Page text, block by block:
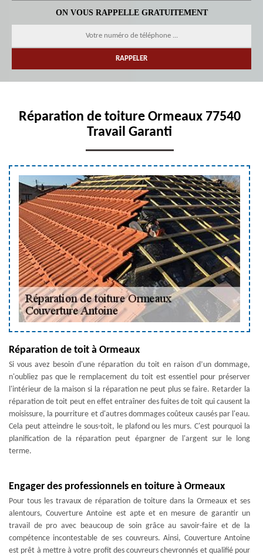
ON VOUS RAPPELLE GRATUITEMENT
Réparation de toiture Ormeaux 77540
Travail Garanti
Réparation de toit à Ormeaux
Si vous avez besoin d'une réparation du toit en raison d’un dommage,
n'oubliez pas que le remplacement du toit est essentiel pour préserver
l'intérieur de la maison si la réparation ne peut plus se faire. Retarder la
réparation de toit peut en effet entraîner des fuites de toit qui causent la
moisissure, la pourriture et d'autres dommages coûteux causés par l'eau.
Cela peut atteindre le sous-toit, le plafond ou les murs. C'est pourquoi la
planification de la réparation peut épargner de l'argent sur le long
terme.
Engager des professionnels en toiture à Ormeaux
Pour tous les travaux de réparation de toiture dans la Ormeaux et ses
alentours, Couverture Antoine est apte et en mesure de garantir un
travail de pro avec beaucoup de soin grâce au savoir-faire et de la
compétence incontestable de ses couvreurs. Ainsi, Couverture Antoine
est prêt à mettre à votre profit des couvreurs chevronnés et qualifié pour